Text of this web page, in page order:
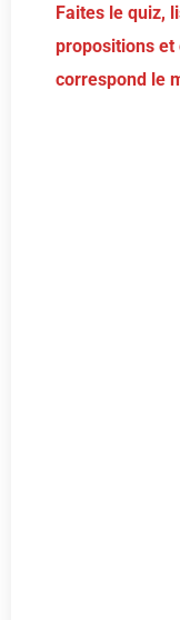
Faites le quiz,
propositions et
correspond le